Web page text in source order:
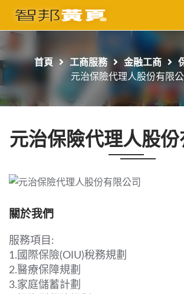
首頁
工商服務
免費刊登
首頁 工商服務 金融工商
元治保險代理人股份有限公
元治保險代理人股份
關於我們
服務項目:
1.國際保險(OIU)稅務規劃
2.醫療保障規劃
3.家庭儲蓄計劃